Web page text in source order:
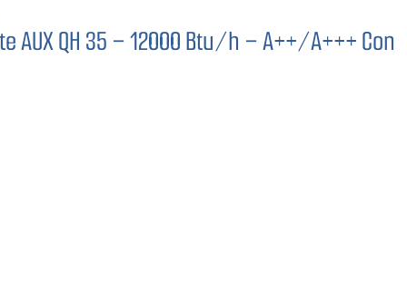
AUX QH 35 – 12000 Btu/h – A++/A+++ Con